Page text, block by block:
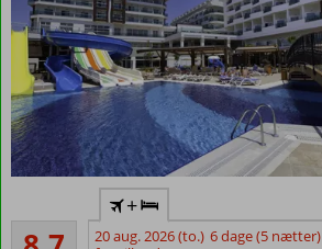
Ved
Alletiders
+
20 aug. 2026 (to.) 6 dage (5 nætter)